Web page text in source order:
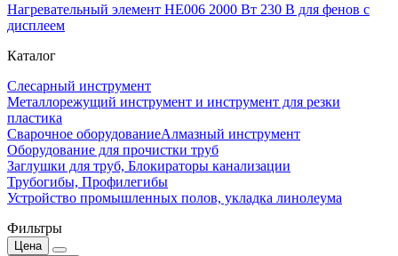
Нагревательный элемент HE006 2000 Вт 230 В для фенов с
дисплеем
Каталог
Слесарный инструмент
Металлорежущий инструмент и инструмент для резки
пластика
Сварочное оборудованиеАлмазный инструмент
Оборудование для прочистки труб
Заглушки для труб, Блокираторы канализации
Трубогибы, Профилегибы
Устройство промышленных полов, укладка линолеума
Фильтры
Цена